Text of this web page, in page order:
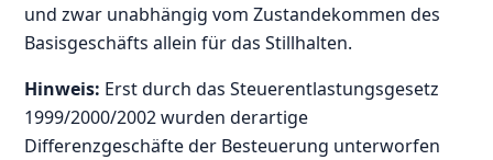
und zwar unabhängig vom Zustandekommen des
Basisgeschäfts allein für das Stillhalten.
Hinweis: Erst durch das Steuerentlastungsgesetz
1999/2000/2002 wurden derartige
Differenzgeschäfte der Besteuerung unterworfen